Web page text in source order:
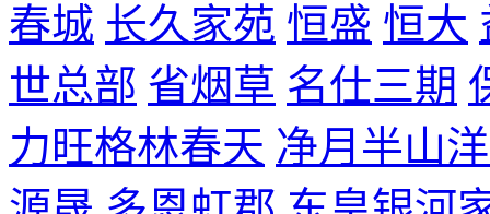
春城 长久家苑 恒盛 恒大
世总部 省烟草 名仕三期
力旺格林春天 净月半山